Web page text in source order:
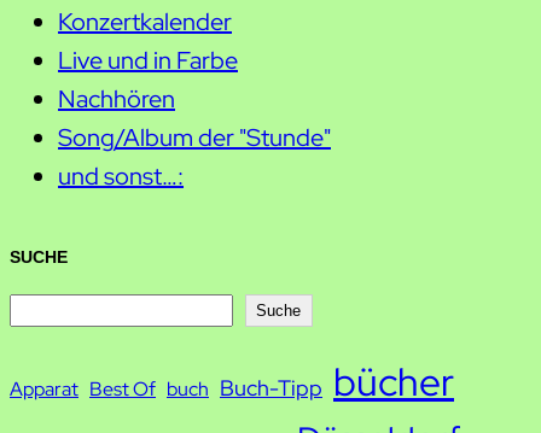
Konzertkalender
Live und in Farbe
Nachhören
Song/Album der "Stunde"
und sonst…:
SUCHE
c
Suche
Apparat Best Of buch Buch-Tipp bücher